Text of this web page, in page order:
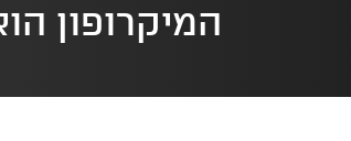
המיקרופון